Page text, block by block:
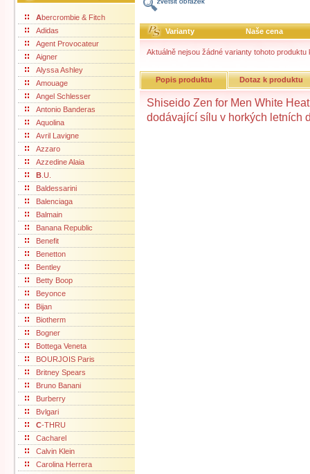
Abercrombie & Fitch
Adidas
Agent Provocateur
Aigner
Alyssa Ashley
Amouage
Angel Schlesser
Antonio Banderas
Aquolina
Avril Lavigne
Azzaro
Azzedine Alaia
B .U.
Baldessarini
Balenciaga
Balmain
Banana Republic
Benefit
Benetton
Bentley
Betty Boop
Beyonce
Bijan
Biotherm
Bogner
Bottega Veneta
BOURJOIS Paris
Britney Spears
Bruno Banani
Burberry
Bvlgari
C-THRU
Cacharel
Calvin Klein
Carolina Herrera
Varianty Naše cena
Aktuálně nejsou žádné varianty tohoto produktu
Popis produktu Dotaz k produktu
Shiseido Zen for Men White
dodávající sílu v horkých letních